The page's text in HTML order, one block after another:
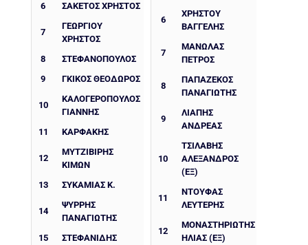
6
ΣΑΚΕΤΟΣ ΧΡΗΣΤΟΣ
7
ΓΕΩΡΓΙΟΥ
ΧΡΗΣΤΟΣ
8
ΣΤΕΦΑΝΟΠΟΥΛΟΣ
9
ΓΚΙΚΟΣ ΘΕΟΔΩΡΟΣ
10
ΚΑΛΟΓΕΡΟΠΟΥΛΟΣ
ΓΙΑΝΝΗΣ
11
ΚΑΡΦΑΚΗΣ
12
ΜΥΤΖΙΒΙΡΗΣ
ΚΙΜΩΝ
13
ΣΥΚΑΜΙΑΣ Κ.
14
ΨΥΡΡΗΣ
ΠΑΝΑΓΙΩΤΗΣ
15
ΣΤΕΦΑΝΙΔΗΣ
6
ΧΡΉΣΤΟΥ
ΒΑΓΓΈΛΗΣ
7
ΜΑΝΩΛΑΣ
ΠΕΤΡΟΣ
8
ΠΑΠΑΖΕΚΟΣ
ΠΑΝΑΓΙΩΤΗΣ
9
ΛΙΑΠΗΣ
ΑΝΔΡΕΑΣ
10
ΤΣΙΛΑΒΗΣ
ΑΛΕΞΑΝΔΡΟΣ
(ΕΞ)
11
ΝΤΟΥΦΑΣ
ΛΕΥΤΕΡΗΣ
12
ΜΟΝΑΣΤΗΡΙΩΤΗΣ
ΗΛΙΑΣ (ΕΞ)